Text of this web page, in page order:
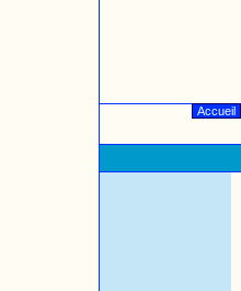
Accueil